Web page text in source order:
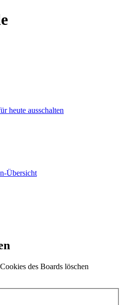
heute ausschalten
Übersicht
des Boards löschen